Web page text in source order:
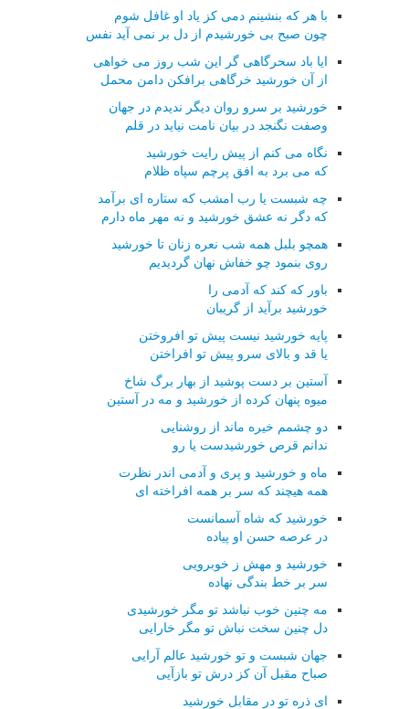
با هر که بنشینم دمی کز یاد او غافل شوم
چون صبح بی خورشیدم از دل بر نمی آید نفس
ایا باد سحرگاهی گر این شب روز می خواهی
از آن خورشید خرگاهی برافکن دامن محمل
خورشید بر سرو روان دیگر ندیدم در جهان
وصفت نگنجد در بیان نامت نیاید در قلم
نگاه می کنم از پیش رایت خورشید
که می برد به افق پرچم سپاه ظلام
چه شبست یا رب امشب که ستاره ای برآمد
که دگر نه عشق خورشید و نه مهر ماه دارم
همچو بلبل همه شب نعره زنان تا خورشید
روی بنمود چو خفاش نهان گردیدیم
باور که کند که آدمی را
خورشید برآید از گریبان
پایه خورشید نیست پیش تو افروختن
یا قد و بالای سرو پیش تو افراختن
آستین بر دست پوشید از بهار برگ شاخ
میوه پنهان کرده از خورشید و مه در آستین
دو چشمم خیره ماند از روشنایی
ندانم قرص خورشیدست یا رو
ماه و خورشید و پری و آدمی اندر نظرت
همه هیچند که سر بر همه افراخته ای
خورشید که شاه آسمانست
در عرصه حسن او پیاده
خورشید و مهش ز خوبرویی
سر بر خط بندگی نهاده
مه چنین خوب نباشد تو مگر خورشیدی
دل چنین سخت نباش تو مگر خارایی
جهان شبست و تو خورشید عالم آرایی
صباح مقبل آن کز درش تو بازآیی
ای ذره تو در مقابل خورشید